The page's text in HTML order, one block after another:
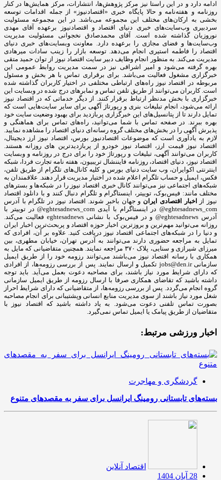
ادامه دارد و در این راستا نیز مرکز پژوهش‌ها، انتشارات، مرکز همایش‌ها در کنار
روزنامه و هفته‌نامه و حالا پایگاه خبری «اقتصادنیوز» از جمله اقدامات توسعه
بخشی به ارکان‌های مختلف این مجموعه می‌باشد. در این مجموعه مسئولیت
سردبیری وب‌سایت‌های خبری دنیای اقتصاد و اقتصادنیوز برعهده آقای مهدی
نوروزیان گذاشته شده است. آقای محمدصادق نخجوانی مسئولیت مدیریت
وب‌سایت‌ها و فضای مجازی را برعهده دارد. معاونت وبسایت‌های خبری دنیای
اقتصاد را فاطمه استیری انجام می‌دهد. توسعه بازار را زینب سادات میرهادی
مدیریت می‌کند. به منظور انجام وظایف دبیر سایت اقتصاد نیوز از توان حمید متقی
بهره گرفته می‌شود و امیر اشراقی نیز در سمت مدیریت روابط عمومی این
خبرگزاری مشغول فعالیت می‌باشد. برای برقراری تماس با هر بخش و مسئول
مربوطه در اقتصاد نیوز راه‌های ارتباطی مختلفی در اختیار کاربران گذاشته شده
است. کاربران می‌توانند از طریق تلفن تماس و نمابرهای درج شده در وبسایت این
خبرگزاری با بخش مدنظر ارتباط برقرار کنند. از دیگر خدماتی که در اقتصاد نیوز
ارائه می‌شود، انجام تبلیغات بنری و رپورتاژ آگهی برای سایر سایت‌هایی است که
تمایل دارند تا از پتانسیل‌های این خبرگزاری پربازدید برای بهبود وضعیت سایت خود
بهره ببرند. در صفحه تماس با شما می‌توانید، راه‌های تماس برای هماهنگی و
پذیرش آگهی را در بخش‌های مختلف گروه رسانه‌ای دنیای اقتصاد را مشاهده نمایید.
لازم به یادآوری است که موضوعات اقتصادنیوز بورس، اقتصاد نیوز ارز دیجیتال،
اقتصاد نیوز قیمت ارز، اقتصاد نیوز خودرو از پربازدیدترین های روزانه هستند.
کاربران می‌توانند آگهی، تبلیغات و رپورتاژ خود را برای درج در روزنامه و وبسایت
اقتصاد نیوز، دنیای اقتصاد، روزنامه فایننشال تریبیون، هفته نامه تجارت فردا، شبکه
اینترنتی اکوایران، وب سایت دنیای بورس و کلیه کانال‌های تلگرام از طریق تلفن،
فکس، ایمیل و حساب تلگرام اعلام شده در اختیار مدیریت قرار دهند. علاقمندان به
شبکه‎‌های اجتماعی نیز می‌توانند کانال خبری اقتصاد نیوز را در شبکه‌ها و بسترهای
مختلف مانند: فیس‌بوک، توییتر، اینستاگرام و تلگرام دنبال کنند و با دانلود اقتصاد
نیوز از اخبار اقتصادی ایران و جهان باخبر شوند. اقتصاد نیوز در تلگرام با آدرس
eghtesadnews_com@ در اینستاگرام با آیدی eghtesadnews_com@ در توییتر با
آدرس eghtesadnews@ و در فیس‌بوک با نشانی eghtesadnews فعالیت می‌کند.
روزانه می‌توانید مهم‌ترین و بروزترین اخبار حوزه اقتصاد و پربحث‌ترین اخبار ایران
و دنیا را در شبکه‌های اجتماعی اقتصاد نیوز دریافت کنید. علاوه بر آن، افرادی که
تمایل به مراجعه حضوری دارند می‌توانند به آدرس تهران، خیابان مطهری، بین
میرزای شیرازی و سنایی، پلاک ۳۷۰ مراجعه نمایند. همچنین متقاضیانی که مایل به
همکاری با رسانه‌ اقتصاد نیوز می‌باشند می‌توانند رزومه خود را از طریق ایمیل
سازمانی jobs@den.ir تکمیل و ارسال نمایند. پس از بررسی رزومه‌ها، از افرادی
که دارای شرایط مورد نیاز باشند، برای مصاحبه دعوت بعمل می‌آید. باید توجه
داشته باشید که تقاضای همکاری صرفا با ارسال رزومه از طریق ایمیل سازمانی
گروه انجام می‌گردد. پس از بررسی رزومه‌ها، از متقاضیانی که دارای شرایط احراز
شغل مورد نیاز باشند از سوی مدیریت منابع انسانی وپشتیبانی برای انجام مصاحبه
بصورت تماس تلفنی دعوت می‌شود. به یاد داشته باشید که اقتصاد نیوز با
متقاضیان از طریق پیامک یا ایمیل تماس نمی‌گیرد.
اخبار ورزشی مرتبط:
گردشگری و مهاجرت
بسته‌های تابستانی رومینگ ایرانسل برای سفر به مقصدهای متنوع
اقتصاد آنلاین
28 آبان 1404